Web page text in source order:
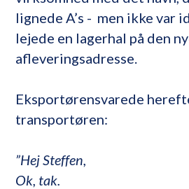
lignede A’s - men ikke var
lejede en lagerhal på den
afleveringsadresse.
Eksportørensvarede
transportøren:
”Hej Steffen,
Ok, tak.